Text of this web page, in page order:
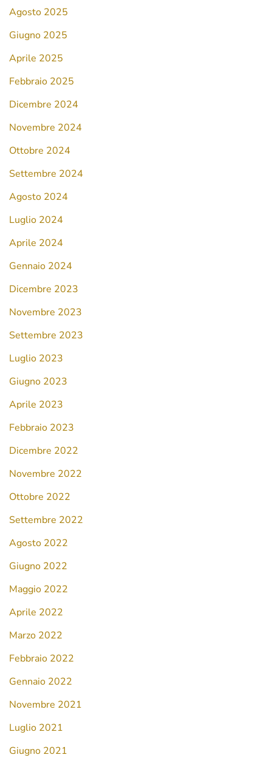
Agosto 2025
Giugno 2025
Aprile 2025
Febbraio 2025
Dicembre 2024
Novembre 2024
Ottobre 2024
Settembre 2024
Agosto 2024
Luglio 2024
Aprile 2024
Gennaio 2024
Dicembre 2023
Novembre 2023
Settembre 2023
Luglio 2023
Giugno 2023
Aprile 2023
Febbraio 2023
Dicembre 2022
Novembre 2022
Ottobre 2022
Settembre 2022
Agosto 2022
Giugno 2022
Maggio 2022
Aprile 2022
Marzo 2022
Febbraio 2022
Gennaio 2022
Novembre 2021
Luglio 2021
Giugno 2021